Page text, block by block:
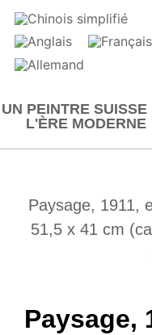
UN PEINTRE SUISSE
L'ÈRE MODERNE
Paysage, 1911,
51,5 x 41 cm
Paysage,